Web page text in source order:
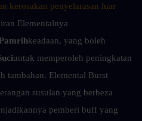
kerosakan penyelarasan luar
Elementalnya
keadaan, yang boleh
untuk memperoleh peningkatan
tambahan. Elemental Burst
susulan yang berbeza
pemberi buff yang